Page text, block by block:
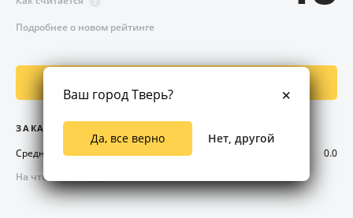
Подробнее о новом рейтинге
ЗАКАЗЫ
Средняя оценка
0.0
На что влияет
Ваш город Тверь?
Да, все верно Нет, другой